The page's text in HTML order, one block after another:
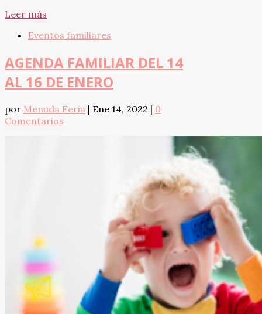
Leer más
Eventos familiares
AGENDA FAMILIAR DEL 14
AL 16 DE ENERO
por Menuda Feria | Ene 14, 2022 | 0
Comentarios